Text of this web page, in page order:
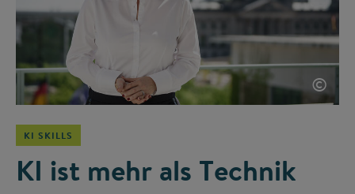
©
KI SKILLS
KI ist mehr als Technik